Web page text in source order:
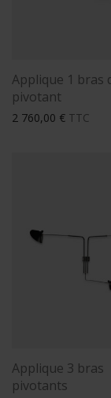
Applique 1 bras
pivotant
2 760,00 € TTC
Applique 3 bras
pivotants